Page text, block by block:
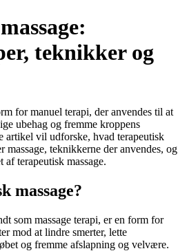
teknikker og
for manuel terapi, der anvendes til at
ubehag og fremme kroppens
artikel vil udforske, hvad terapeutisk
massage, teknikkerne der anvendes, og
terapeutisk massage.
massage?
som massage terapi, er en form for
mod at lindre smerter, lette
og fremme afslapning og velvære.